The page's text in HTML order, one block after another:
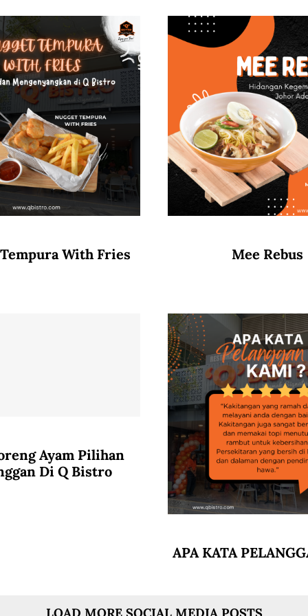
With Fries Mee Rebus
Ayam Pilihan
Di Q Bistro
APA KATA
LOAD MORE SOCIAL MEDIA POSTS